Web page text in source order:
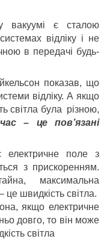
вакуумі є сталою
відліку і не
в передачі будь-
показав, що
відліку. А якщо
світла була різною,
– це пов’язані
поле з
з прискоренням.
максимальна
це швидкість світла.
якщо електричне
довго, то він може
світла